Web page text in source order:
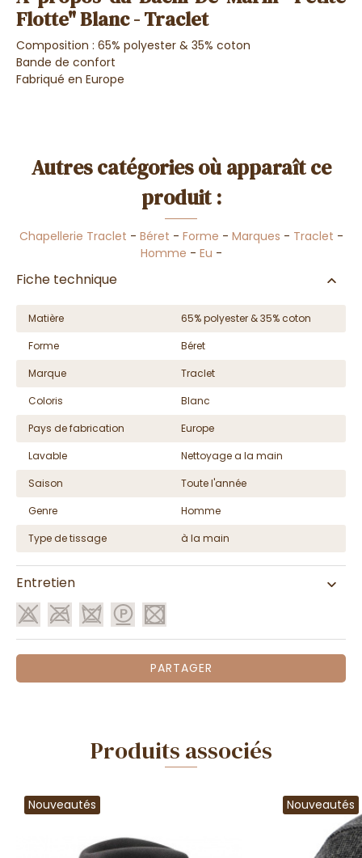
Flotte" Blanc - Traclet
Composition : 65% polyester & 35% coton
Bande de confort
Fabriqué en Europe
Autres catégories où apparaît ce
produit :
Chapellerie Traclet - Béret - Forme - Marques - Traclet -
Homme - Eu -
Fiche technique
Matière
65% polyester & 35% coton
Forme
Béret
Marque
Traclet
Coloris
Blanc
Pays de fabrication
Europe
Lavable
Nettoyage a la main
Saison
Toute l'année
Genre
Homme
Type de tissage
à la main
Entretien
PARTAGER
Produits associés
Nouveautés Nouveautés